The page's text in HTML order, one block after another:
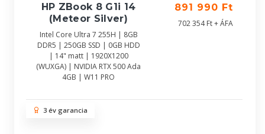
HP ZBook 8 G1i 14
(Meteor Silver)
Intel Core Ultra 7 255H | 8GB
DDR5 | 250GB SSD | 0GB HDD
| 14" matt | 1920X1200
(WUXGA) | NVIDIA RTX 500 Ada
4GB | W11 PRO
891 990 Ft
702 354 Ft + ÁFA
3 év garancia